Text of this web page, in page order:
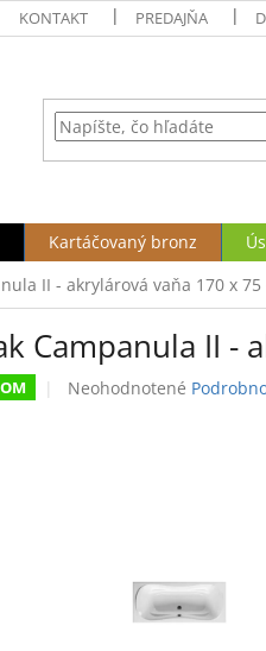
KONTAKT PREDAJŇA
Kartáčovaný bronz
II - akrylárová vaňa 170 x 75
Campanula II -
Priemerné
Neohodnotené